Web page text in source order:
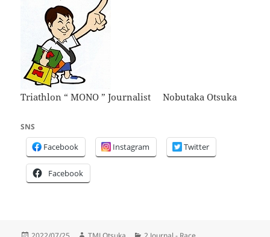
Triathlon “ MONO ” Journalist Nobutaka Otsuka
SNS
Facebook Instagram Twitter
Facebook
投 作 カ